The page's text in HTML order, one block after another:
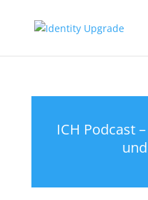
ICH Podcast